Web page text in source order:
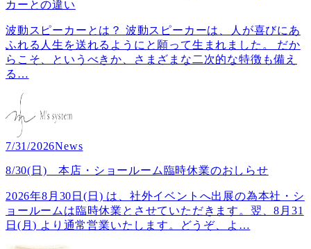
カーとの違い
波動スピーカーとは？ 波動スピーカーは、人が喜びにあ
ふれる人生を送れるようにと願って生まれました。 だか
らこそ、というべきか、さまざまな二次的な特徴も備え
る …
7/31/2026News
8/30(日) 本店・ショールーム臨時休業のおしらせ
2026年8月30日(日) は、社外イベントへ出展の為本社・シ
ョールームは臨時休業とさせていただきます。翌、8月31
日(月) より通常営業いたします。どうぞ、よ …